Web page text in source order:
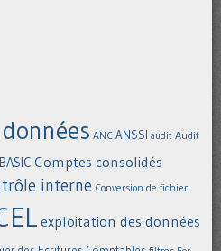
ANC ANSSI audit Audit
BASIC Comptes consolidés
interne Conversion de fichier
exploitation des données